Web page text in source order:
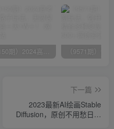
（10150期）2024高考项目野路子玩法，无限裂变，最高一天1W＋！
下一篇
2023最新AI绘画Stable
Diffusion，原创不用愁日赚